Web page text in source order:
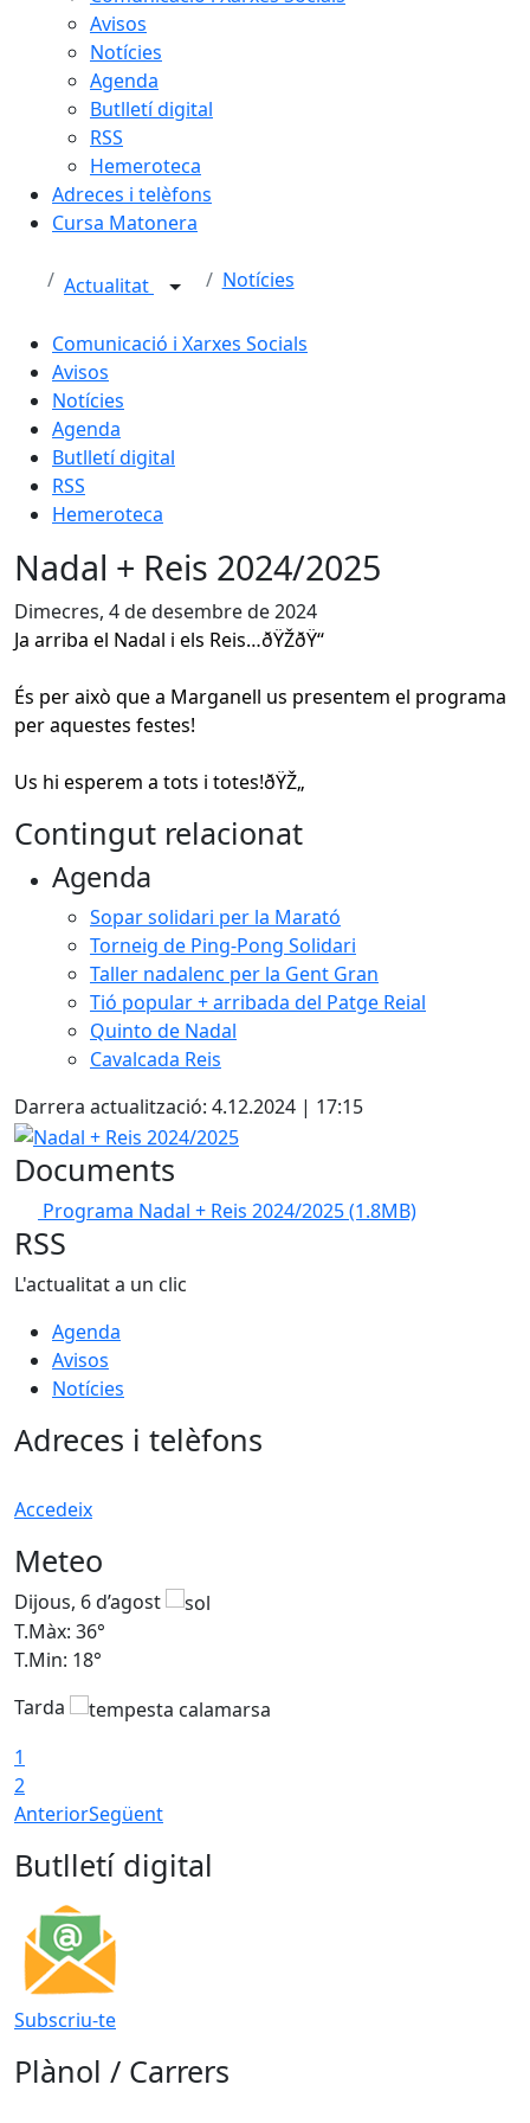
Avisos
Notícies
Agenda
Butlletí digital
RSS
Hemeroteca
Adreces i telèfons
Cursa Matonera
Actualitat Notícies
Comunicació i Xarxes Socials
Avisos
Notícies
Agenda
Butlletí digital
RSS
Hemeroteca
Nadal + Reis 2024/2025
Dimecres, 4 de desembre de 2024
Ja arriba el Nadal i els Reis…ðŸŽðŸ‘‘
És per això que a Marganell us presentem el programa
per aquestes festes!
Us hi esperem a tots i totes!ðŸŽ„
Contingut relacionat
Agenda
Sopar solidari per la Marató
Torneig de Ping-Pong Solidari
Taller nadalenc per la Gent Gran
Tió popular + arribada del Patge Reial
Quinto de Nadal
Cavalcada Reis
Darrera actualització: 4.12.2024 | 17:15
Nadal + Reis 2024/2025
Documents
Programa Nadal + Reis 2024/2025(1.8MB)
RSS
L'actualitat a un clic
Agenda
Avisos
Notícies
Adreces i telèfons
Accedeix
Meteo
Dijous, 6 d’agost
T.Màx: 36°
T.Min: 18°
Tarda
1
2
AnteriorSegüent
Butlletí digital
Subscriu-te
Plànol / Carrers